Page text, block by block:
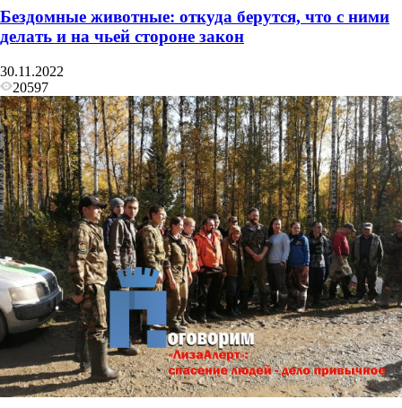
Бездомные животные: откуда берутся, что с ними
делать и на чьей стороне закон
30.11.2022
20597